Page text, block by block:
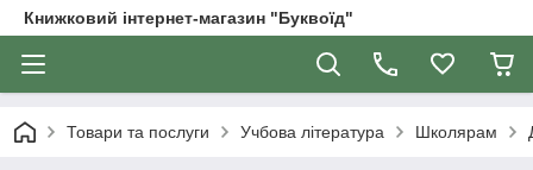
Книжковий інтернет-магазин "Буквоїд"
Товари та послуги Учбова література Школярам